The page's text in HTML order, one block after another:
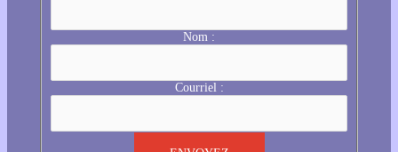
Nom :
Courriel :